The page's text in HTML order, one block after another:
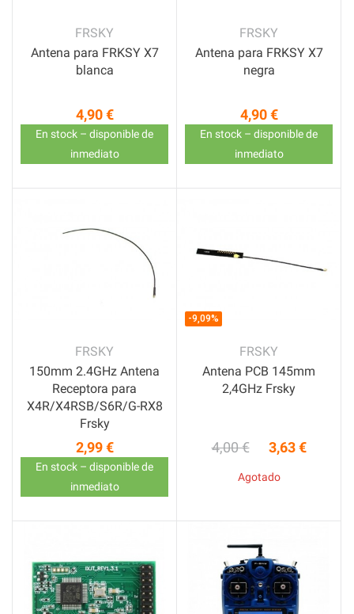
FRSKY
Antena para FRKSY X7
blanca
Precio
4,90 €
En stock – disponible de
inmediato
FRSKY
Antena para FRKSY X7
negra
Precio
4,90 €
En stock – disponible de
inmediato
FRSKY
150mm 2.4GHz Antena
Receptora para
X4R/X4RSB/S6R/G-RX8
Frsky
Precio
2,99 €
En stock – disponible de
inmediato
-9,09%
FRSKY
Antena PCB 145mm
2,4GHz Frsky
Precio base
4,00 € Precio
3,63 €
Agotado